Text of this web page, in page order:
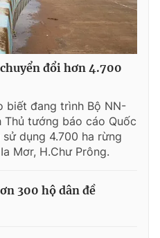
đổi hơn 4.700
biết đang trình Bộ NN-
Thủ tướng báo cáo Quốc
dụng 4.700 ha rừng
Mơr, H.Chư Prông.
300 hộ dân đề